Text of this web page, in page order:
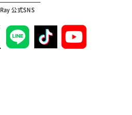
Ray 公式SNS